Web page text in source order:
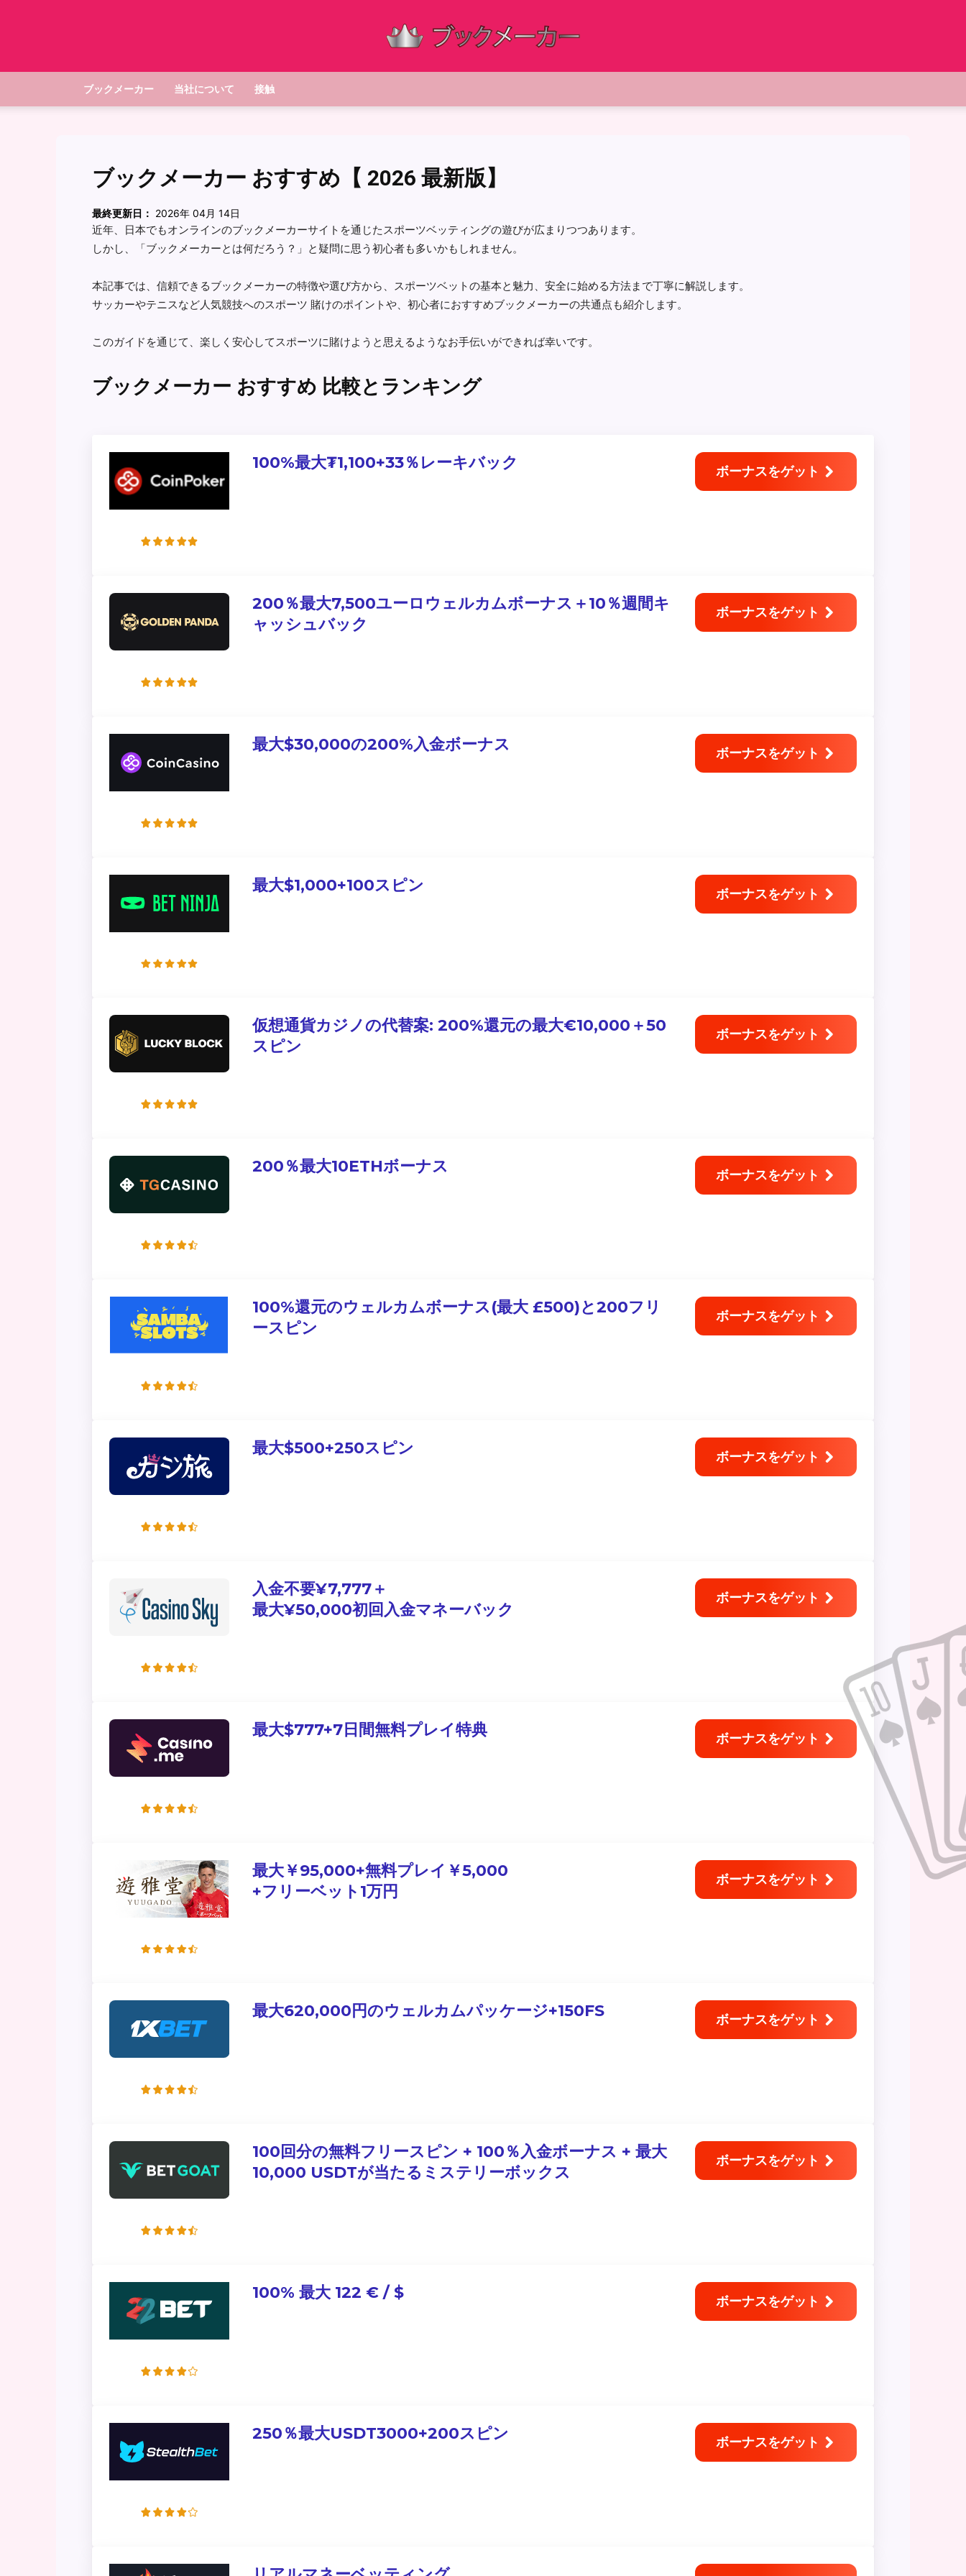
ブックメーカー 当社について 接触
ブックメーカー おすすめ【 2026 最新版】
最終更新日： 2026年 04月 14日
近年、日本でもオンラインのブックメーカーサイトを通じたスポーツベッティングの遊びが広まりつつあります。
しかし、「ブックメーカーとは何だろう？」と疑問に思う初心者も多いかもしれません。
本記事では、信頼できるブックメーカーの特徴や選び方から、スポーツベットの基本と魅力、安全に始める方法まで丁寧に解説します。
サッカーやテニスなど人気競技へのスポーツ 賭けのポイントや、初心者におすすめブックメーカーの共通点も紹介します。
このガイドを通じて、楽しく安心してスポーツに賭けようと思えるようなお手伝いができれば幸いです。
ブックメーカー おすすめ 比較とランキング
100%最大₮1,100+33％レーキバック ボーナスをゲット
200％最大7,500ユーロウェルカムボーナス＋10％週間キ
ャッシュバック
ボーナスをゲット
最大$30,000の200%入金ボーナス ボーナスをゲット
最大$1,000+100スピン ボーナスをゲット
仮想通貨カジノの代替案: 200%還元の最大€10,000＋50
スピン
ボーナスをゲット
200％最大10ETHボーナス ボーナスをゲット
100%還元のウェルカムボーナス(最大 £500)と200フリ
ースピン
ボーナスをゲット
最大$500+250スピン ボーナスをゲット
入金不要¥7,777＋
最大¥50,000初回入金マネーバック
ボーナスをゲット
最大$777+7日間無料プレイ特典 ボーナスをゲット
最大￥95,000+無料プレイ￥5,000
+フリーベット1万円
ボーナスをゲット
最大620,000円のウェルカムパッケージ+150FS ボーナスをゲット
100回分の無料フリースピン + 100％入金ボーナス + 最大
10,000 USDTが当たるミステリーボックス
ボーナスをゲット
100% 最大 122 € / $ ボーナスをゲット
250％最大USDT3000+200スピン ボーナスをゲット